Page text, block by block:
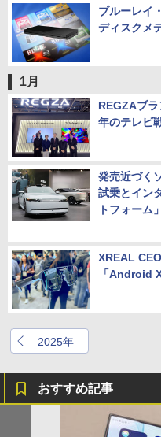
ブルーレイ
ディスクメ
1月
REGZAブ
年のテレビ
発売近づく
試乗とイン
トフォーム」
XREAL
「Android
2025年
おすすめ記事